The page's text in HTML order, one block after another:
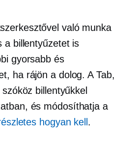
való munka
a billentyűzetet is
gyorsabb és
ha rájön a dolog. A Tab,
billentyűkkel
és módosíthatja a
hogyan kell .